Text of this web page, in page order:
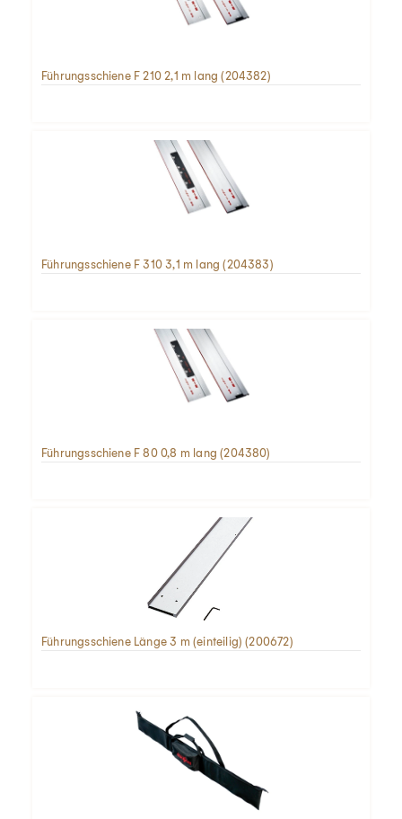
Führungsschiene F 210 2,1 m lang (204382)
Führungsschiene F 310 3,1 m lang (204383)
Führungsschiene F 80 0,8 m lang (204380)
Führungsschiene Länge 3 m (einteilig) (200672)